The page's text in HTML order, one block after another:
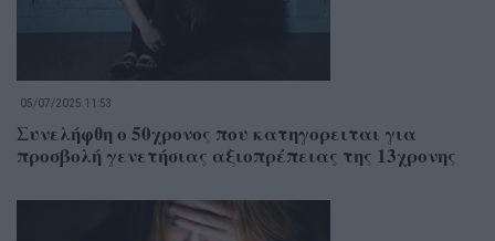
05/07/2025 11:53
Συνελήφθη ο 50χρονος που κατηγορειται για
προσβολή γενετήσιας αξιοπρέπειας της 13χρονης